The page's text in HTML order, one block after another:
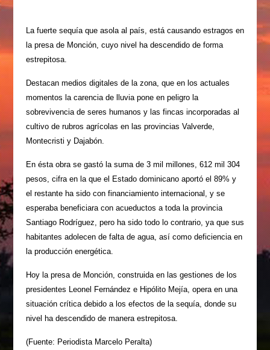
La fuerte sequía que asola al país, está causando estragos en
la presa de Monción, cuyo nivel ha descendido de forma
estrepitosa.
Destacan medios digitales de la zona, que en los actuales
momentos la carencia de lluvia pone en peligro la
sobrevivencia de seres humanos y las fincas incorporadas al
cultivo de rubros agrícolas en las provincias Valverde,
Montecristi y Dajabón.
En ésta obra se gastó la suma de 3 mil millones, 612 mil 304
pesos, cifra en la que el Estado dominicano aportó el 89% y
el restante ha sido con financiamiento internacional, y se
esperaba beneficiara con acueductos a toda la provincia
Santiago Rodríguez, pero ha sido todo lo contrario, ya que sus
habitantes adolecen de falta de agua, así como deficiencia en
la producción energética.
Hoy la presa de Monción, construida en las gestiones de los
presidentes Leonel Fernández e Hipólito Mejía, opera en una
situación crítica debido a los efectos de la sequía, donde su
nivel ha descendido de manera estrepitosa.
(Fuente: Periodista Marcelo Peralta)